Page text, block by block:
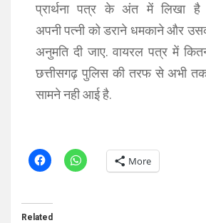
प्रार्थना पत्र के अंत में लिखा
अपनी पत्नी को डराने धमकाने और
अनुमति दी जाए. वायरल पत्र में
छत्तीसगढ़ पुलिस की तरफ से अभी तक
सामने नही आई है.
More
Related